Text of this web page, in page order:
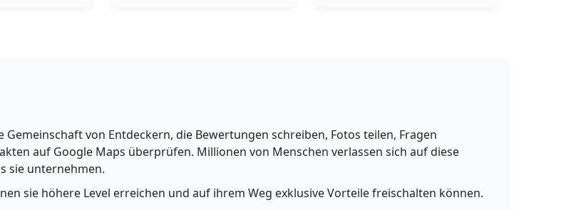
von Entdeckern, die Bewertungen schreiben, Fotos teilen, Fragen
auf Google Maps überprüfen. Millionen von Menschen verlassen sich auf diese
sie unternehmen.
sie höhere Level erreichen und auf ihrem Weg exklusive Vorteile freischalten können.